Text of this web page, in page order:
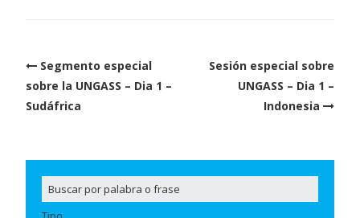
Post
navigation
Segmento especial
sobre la UNGASS – Dia 1 –
Sudáfrica
Sesión especial sobre
UNGASS – Dia 1 –
Indonesia